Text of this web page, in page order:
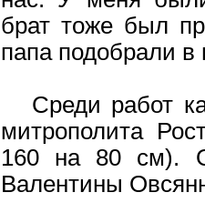
брат тоже был
папа подобрали
Среди работ
митрополита
160 на 80 см).
Валентины